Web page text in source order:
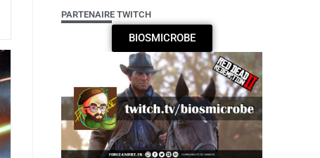
PARTENAIRE TWITCH
BIOSMICROBE